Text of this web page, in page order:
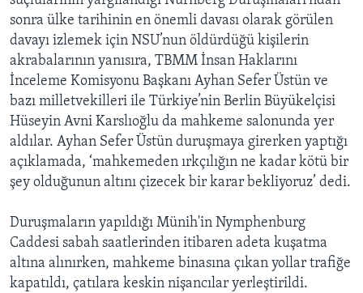
sonra ülke tarihinin en önemli davası olarak görülen
davayı izlemek için NSU’nun öldürdüğü kişilerin
akrabalarının yanısıra, TBMM İnsan Haklarını
İnceleme Komisyonu Başkanı Ayhan Sefer Üstün ve
bazı milletvekilleri ile Türkiye’nin Berlin Büyükelçisi
Hüseyin Avni Karslıoğlu da mahkeme salonunda yer
aldılar. Ayhan Sefer Üstün duruşmaya girerken yaptığı
açıklamada, ‘mahkemeden ırkçılığın ne kadar kötü bir
şey olduğunun altını çizecek bir karar bekliyoruz’ dedi.
Duruşmaların yapıldığı Münih'in Nymphenburg
Caddesi sabah saatlerinden itibaren adeta kuşatma
altına alınırken, mahkeme binasına çıkan yollar trafiğe
kapatıldı, çatılara keskin nişancılar yerleştirildi.